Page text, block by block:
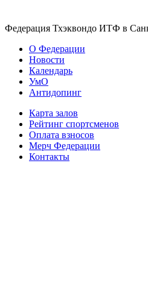
Федерация Тхэквондо ИТФ в
О Федерации
Новости
Календарь
УмО
Антидопинг
Карта залов
Рейтинг спортсменов
Оплата взносов
Мерч Федерации
Контакты